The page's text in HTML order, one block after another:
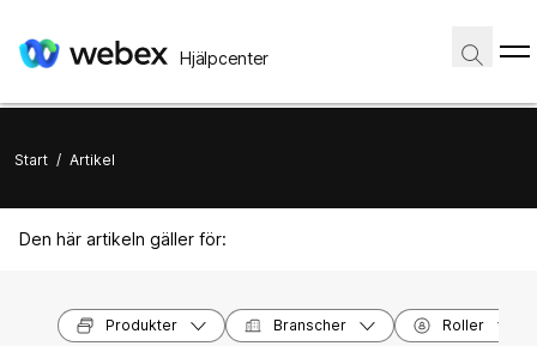
Hjälpcenter
Start / Artikel
Den här artikeln gäller för:
Produkter Branscher Roller